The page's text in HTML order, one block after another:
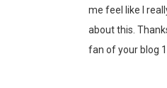
me feel like I
about this.
fan of your blog